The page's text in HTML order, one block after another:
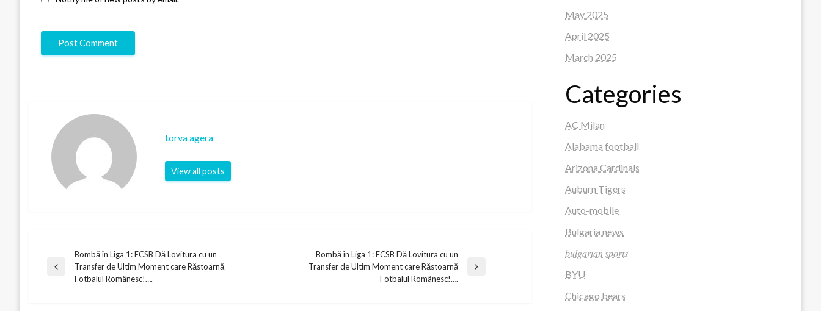
torva agera
View all posts
Post
Previous
Bombă în Liga 1: FCSB Dă Lovitura cu un
Transfer de Ultim Moment care Răstoarnă
Fotbalul Românesc!….
Bombă în Liga 1: FCSB Dă Lovitura cu un
Transfer de Ultim Moment care Răstoarnă
Fotbalul Românesc!….
May 2025
April 2025
March 2025
Categories
AC Milan
Alabama football
Arizona Cardinals
Auburn Tigers
Auto-mobile
Bulgaria news
𝑏𝑢𝑙𝑔𝑎𝑟𝑖𝑎𝑛 𝑠𝑝𝑜𝑟𝑡𝑠
BYU
Chicago bears